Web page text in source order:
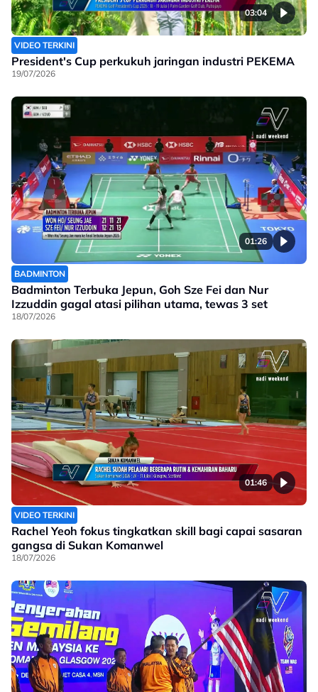
03:04
VIDEO TERKINI
President's Cup perkukuh jaringan industri PEKEMA
19/07/2026
01:26
BADMINTON
Badminton Terbuka Jepun, Goh Sze Fei dan Nur
Izzuddin gagal atasi pilihan utama, tewas 3 set
18/07/2026
01:46
VIDEO TERKINI
Rachel Yeoh fokus tingkatkan skill bagi capai sasaran
gangsa di Sukan Komanwel
18/07/2026